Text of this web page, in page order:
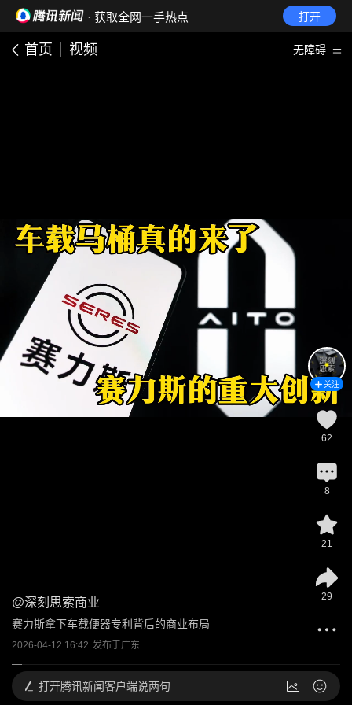
· 获取全网一手热点 打开
首页 视频 无障碍
@深刻思索商业
赛力斯拿下车载便器专利背后的商业布局
2026-04-12 16:42 发布于广东
关注
62
8
21
29
打开腾讯新闻客户端说两句